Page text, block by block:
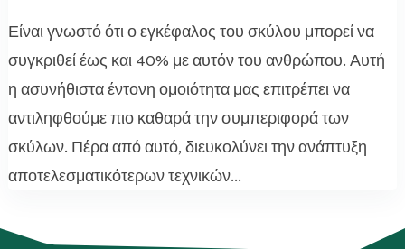
Είναι γνωστό ότι ο εγκέφαλος του σκύλου μπορεί να
συγκριθεί έως και 40% με αυτόν του ανθρώπου. Αυτή
η ασυνήθιστα έντονη ομοιότητα μας επιτρέπει να
αντιληφθούμε πιο καθαρά την συμπεριφορά των
σκύλων. Πέρα από αυτό, διευκολύνει την ανάπτυξη
αποτελεσματικότερων τεχνικών...